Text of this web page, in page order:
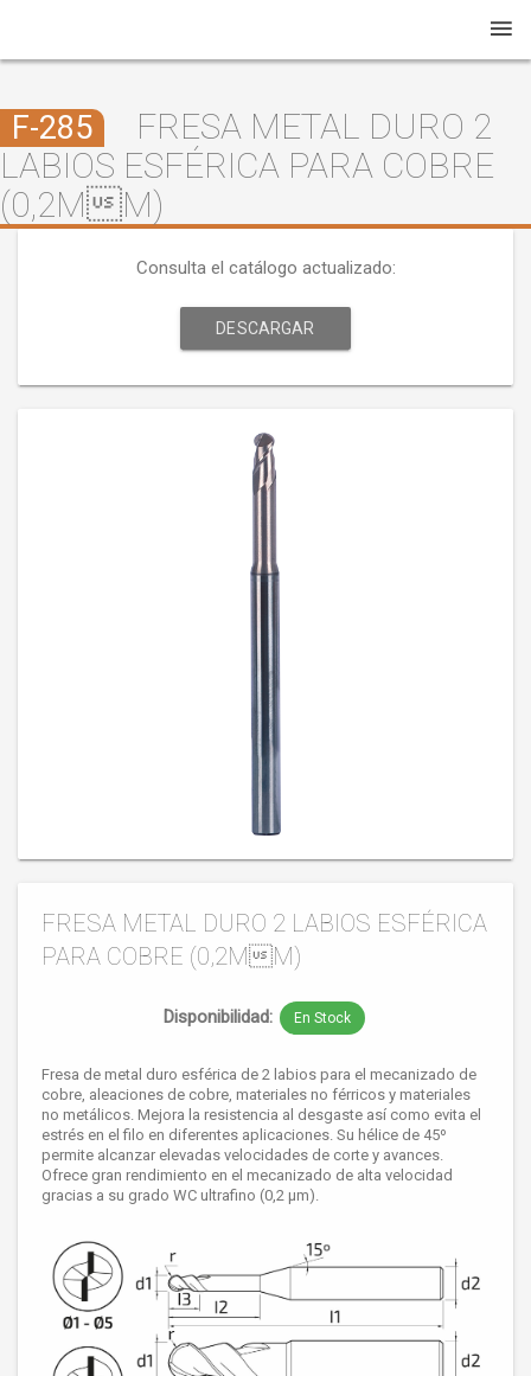
F-285
FRESA METAL DURO 2
LABIOS ESFÉRICA PARA COBRE
(0,2ΜM)
Consulta el catálogo actualizado:
DESCARGAR
FRESA METAL DURO 2 LABIOS ESFÉRICA
PARA COBRE (0,2ΜM)
Disponibilidad: En Stock
Fresa de metal duro esférica de 2 labios para el mecanizado de
cobre, aleaciones de cobre, materiales no férricos y materiales
no metálicos. Mejora la resistencia al desgaste así como evita el
estrés en el filo en diferentes aplicaciones. Su hélice de 45º
permite alcanzar elevadas velocidades de corte y avances.
Ofrece gran rendimiento en el mecanizado de alta velocidad
gracias a su grado WC ultrafino (0,2 μm).